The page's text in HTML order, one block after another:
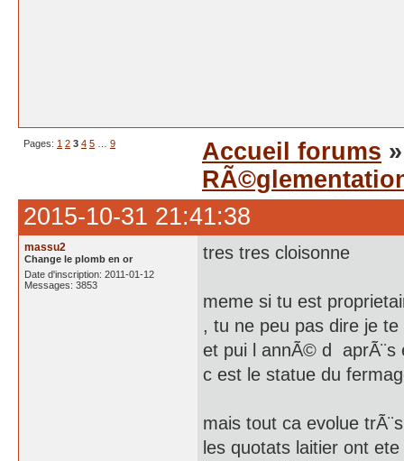
Pages: 1 2 3 4 5 9 Accueil forums
2015-10-31 21:41:38
massu2
Change le plomb en or
Date d'inscription: 2011-01-12
Messages: 3853
tres tres cloisonne
meme si tu est
, tu ne peu pas dire je
et pui l annÃ© d aprÃ¨s
c est le statue du
mais tout ca evolue
les quotats laitier ont